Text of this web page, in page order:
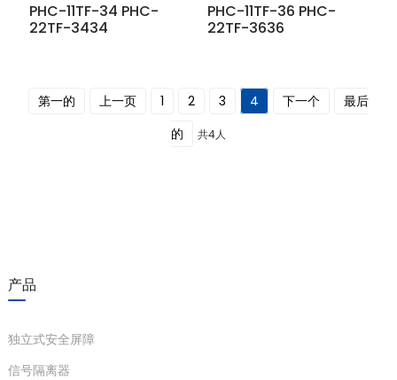
PHC-11TF-34 PHC-
22TF-3434
PHC-11TF-36 PHC-
22TF-3636
第一的 上一页 1 2 3 4 下一个
最后
的
共4人
产品
独立式安全屏障
信号隔离器